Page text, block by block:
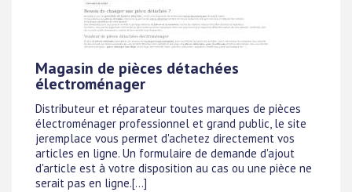
Magasin de pièces détachées
électroménager
Distributeur et réparateur toutes marques de pièces
électroménager professionnel et grand public, le site
jeremplace vous permet d'achetez directement vos
articles en ligne. Un formulaire de demande d'ajout
d'article est à votre disposition au cas ou une pièce ne
serait pas en ligne.[...]